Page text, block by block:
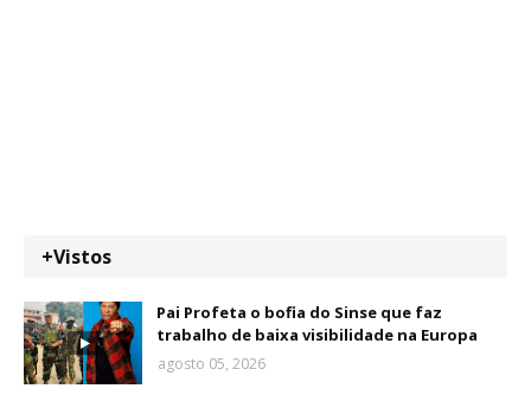
+Vistos
Pai Profeta o bofia do Sinse que faz
trabalho de baixa visibilidade na Europa
agosto 05, 2026